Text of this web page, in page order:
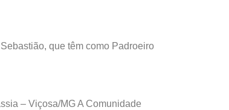
que têm como Padroeiro
– Viçosa/MG A Comunidade